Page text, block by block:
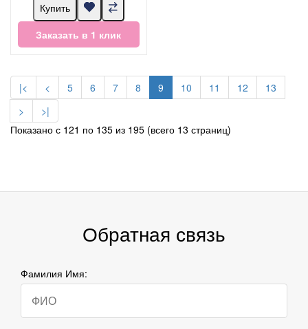
Купить
Заказать в 1 клик
|< < 5 6 7 8 9 10 11 12
13
>
>|
Показано с 121 по 135 из 195 (всего 13 страниц)
Обратная связь
Фамилия Имя: